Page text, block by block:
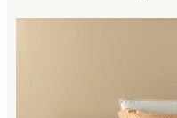
Copriletto